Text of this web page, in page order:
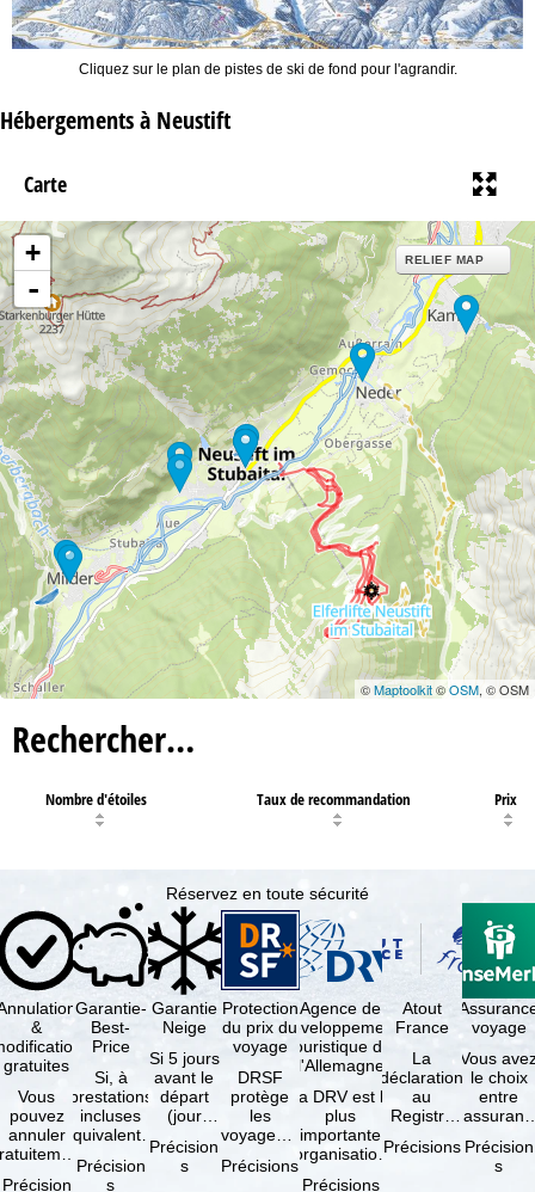
Cliquez sur le plan de pistes de ski de fond pour l'agrandir.
Hébergements à Neustift
Carte
+
-
RELIEF MAP
©Maptoolkit©OSM, © OSM
Rechercher…
Nombre d'étoiles Taux de recommandation Prix
Réservez en toute sécurité
&
gratuites
Vous
pouvez
annuler
Précision
Garantie-
Best-
Price
Si, à
prestations
incluses
équivalentes
réserve de
Précision
s
Garantie
Neige
Si 5 jours
avant le
départ
(jour
d'arrivée),
tous les
domaines
Précision
s
Protection
du prix du
voyage
DRSF
protège
les
voyageurs
réservent
Précisions
Agence de
développement
touristique de
l'Allemagne
La DRV est la
plus
importante
organisation
Précisions
Atout
France
La
déclaration
au
Registre
Opérateurs
Précisions
voyage
Vous
le choix
entre
et
Précision
s